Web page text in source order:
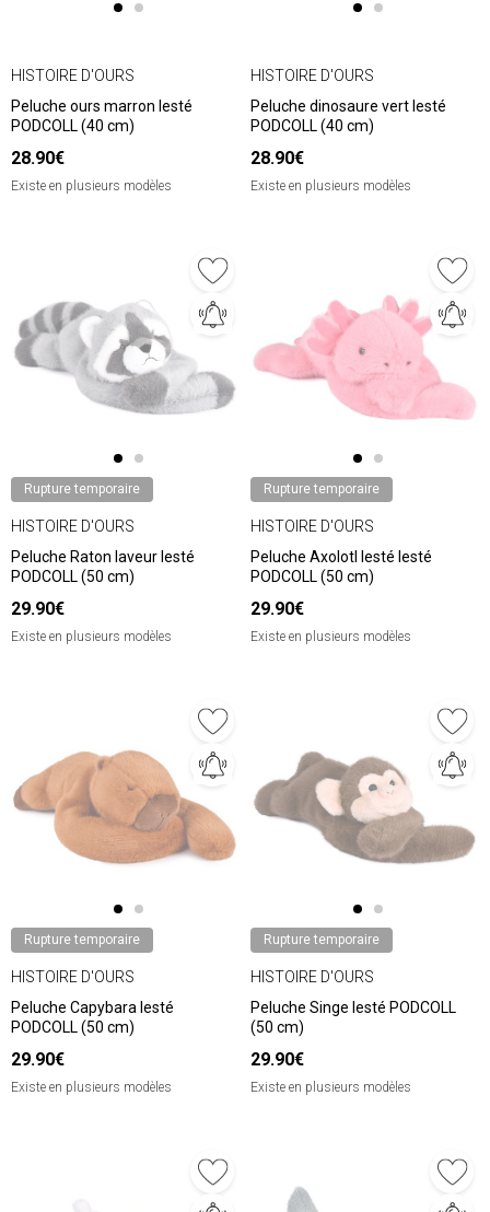
HISTOIRE D'OURS
Peluche ours marron lesté
PODCOLL (40 cm)
28.90€
Existe en plusieurs modèles
HISTOIRE D'OURS
Peluche dinosaure vert lesté
PODCOLL (40 cm)
28.90€
Existe en plusieurs modèles
Rupture temporaire
HISTOIRE D'OURS
Peluche Raton laveur lesté
PODCOLL (50 cm)
29.90€
Existe en plusieurs modèles
Rupture temporaire
HISTOIRE D'OURS
Peluche Axolotl lesté lesté
PODCOLL (50 cm)
29.90€
Existe en plusieurs modèles
Rupture temporaire
HISTOIRE D'OURS
Peluche Capybara lesté
PODCOLL (50 cm)
29.90€
Existe en plusieurs modèles
Rupture temporaire
HISTOIRE D'OURS
Peluche Singe lesté PODCOLL
(50 cm)
29.90€
Existe en plusieurs modèles